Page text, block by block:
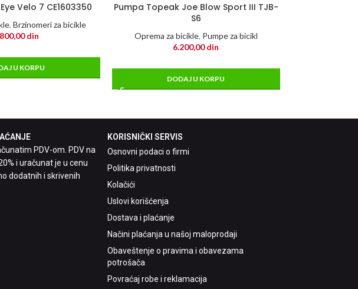
Velo 7 CE1603350
,Brzinomeri za bicikle
din
U KORPU
Pumpa Topeak Joe Blow Sport III TJB-
S6
Oprema za bicikle, Pumpe za bicikl
6.200,00din
DODAJ U KORPU
PDV-om. PDV na
i uračunat je u cenu
dodatnih i skrivenih
KORISNIČKI SERVIS
Osnovni podaci o firmi
Politika privatnosti
Kolačići
Uslovi korišćenja
Dostava i plaćanje
Načini plaćanja u našoj maloprodaji
Obaveštenje o pravima i obavezama
potrošača
Povraćaj robe i reklamacija